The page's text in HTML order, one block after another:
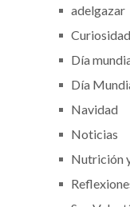
adelgazar
Día
Día
Navidad
Noticias
Nutrición